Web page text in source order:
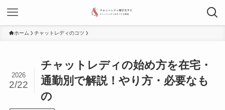
ホーム チャットレディのコツ
チャットレディの始め方を在宅・
通勤別で解説！やり方・必要なも
の
2026
2/22